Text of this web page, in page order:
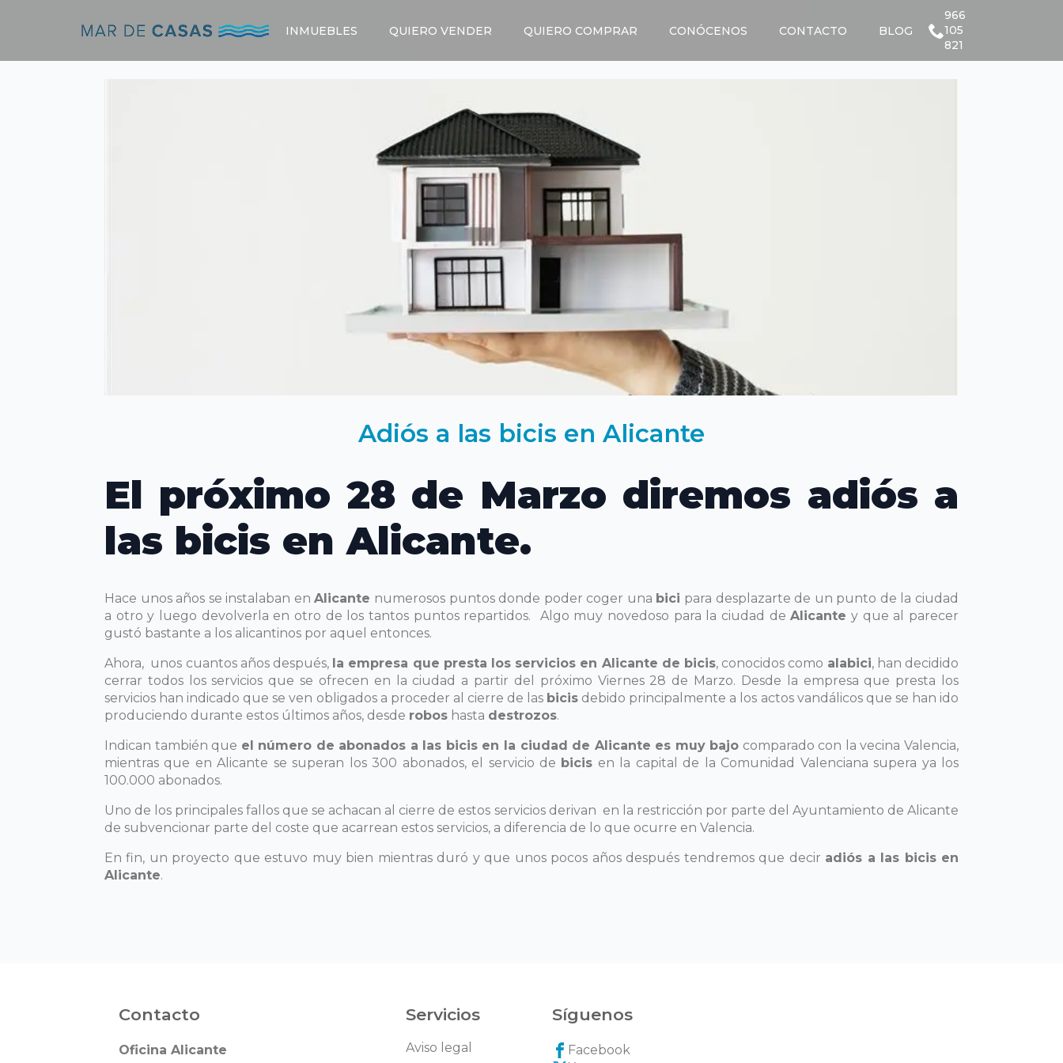
INMUEBLES QUIERO VENDER QUIERO COMPRAR CONÓCENOS CONTACTO BLOG
966
105
821
Adiós a las bicis en Alicante
El próximo 28 de Marzo diremos adiós a
las bicis en Alicante.
Hace unos años se instalaban enAlicante numerosos puntos donde poder coger una bici para desplazarte de un punto de la ciudad
a otro y luego devolverla en otro de los tantos puntos repartidos. Algo muy novedoso para la ciudad deAlicante y que al parecer
gustó bastante a los alicantinos por aquel entonces.
Ahora, unos cuantos años después, la empresa que presta los servicios en Alicante de bicis, conocidos como alabici, han decidido
cerrar todos los servicios que se ofrecen en la ciudad a partir del próximo Viernes 28 de Marzo. Desde la empresa que presta los
servicios han indicado que se ven obligados a proceder al cierre de las bicis debido principalmente a los actos vandálicos que se han ido
produciendo durante estos últimos años, desde robos hasta destrozos.
Indican también que el número de abonados a las bicis en la ciudad de Alicante es muy bajo comparado con la vecina Valencia,
mientras que en Alicante se superan los 300 abonados, el servicio de bicis en la capital de la Comunidad Valenciana supera ya los
100.000 abonados.
Uno de los principales fallos que se achacan al cierre de estos servicios derivan en la restricción por parte del Ayuntamiento de Alicante
de subvencionar parte del coste que acarrean estos servicios, a diferencia de lo que ocurre en Valencia.
En fin, un proyecto que estuvo muy bien mientras duró y que unos pocos años después tendremos que decir adiós a las bicis en
Alicante.
Contacto
Oficina Alicante
Servicios
Aviso legal
Síguenos
Facebook